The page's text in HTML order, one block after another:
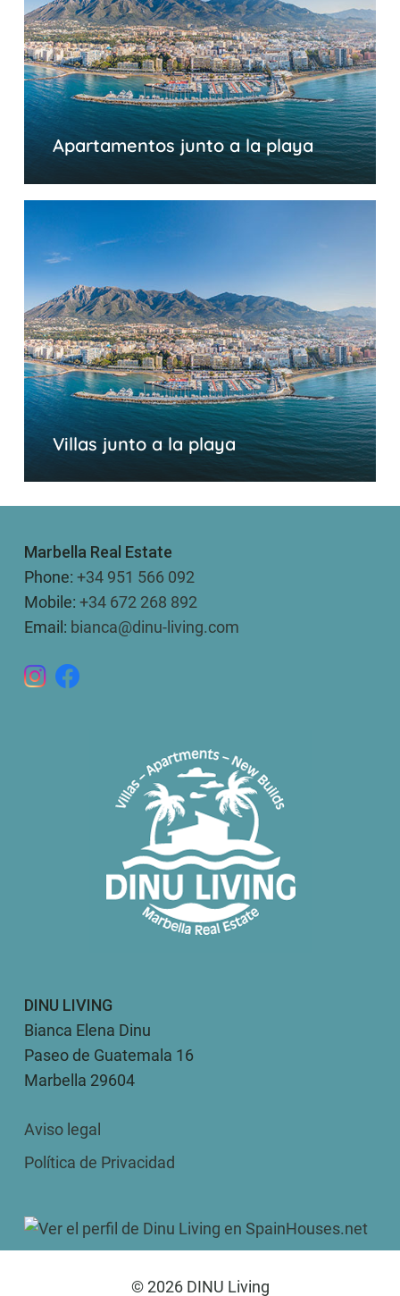
Apartamentos junto a la playa
Villas junto a la playa
Marbella Real Estate
Phone: +34 951 566 092
Mobile: +34 672 268 892
Email: bianca@dinu-living.com
DINU LIVING
Bianca Elena Dinu
Paseo de Guatemala 16
Marbella 29604
Aviso legal
Política de Privacidad
© 2026 DINU Living